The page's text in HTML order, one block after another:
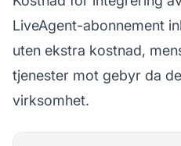
LiveAgent-abonnement
uten ekstra kostnad,
tjenester mot gebyr da
virksomhet.